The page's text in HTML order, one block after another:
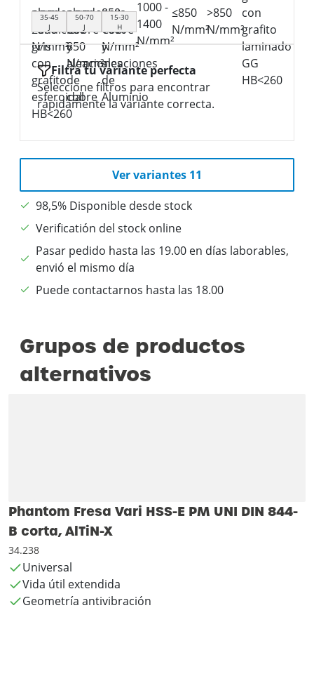
35-45
J
50-70
J
15-30
H
Filtra tu variante perfecta
Seleccione filtros para encontrar
rápidamente la variante correcta.
Ver variantes 11
98,5% Disponible desde stock
Verificatión del stock online
Pasar pedido hasta las 19.00 en días laborables,
envió el mismo día
Puede contactarnos hasta las 18.00
Grupos de productos
alternativos
Phantom Fresa Vari HSS-E PM UNI DIN 844-
B corta, AlTiN-X
34.238
Universal
Vida útil extendida
Geometría antivibración